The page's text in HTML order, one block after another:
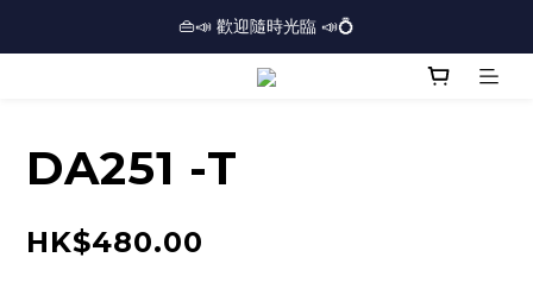
🏢逾三千呎實體門市⏰開放時間：12PM-7PM *星期日休息*⏰
👜📣 歡迎隨時光臨 📣💍
❤️地址：尖沙咀金馬倫道太興廣場10樓全層
DA251 -T
HK$480.00